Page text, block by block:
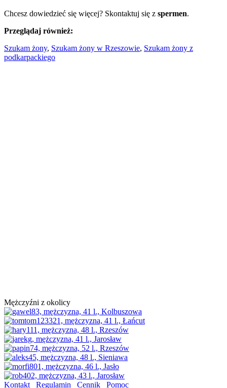
Chcesz dowiedzieć się więcej? Skontaktuj się z spermen.
Przeglądaj również:
Szukam żony, Szukam żony w Rzeszowie, Szukam żony z
podkarpackiego
Mężczyźni z okolicy
Kontakt Regulamin Cennik Pomoc